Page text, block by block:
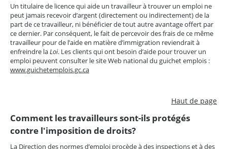
Un titulaire de licence qui aide un travailleur à trouver un emploi ne
peut jamais recevoir d’argent (directement ou indirectement) de la
part de ce travailleur, ni bénéficier de tout autre avantage offert par
ce dernier. Par conséquent, le fait de percevoir des frais de ce même
travailleur pour de l’aide en matière d’immigration reviendrait à
enfreindre laLoi. Les clients qui ont besoin d’aide pour trouver un
emploi peuvent consulter le site Web national du guichet emplois :
www.guichetemplois.gc.ca
Haut de page
Comment les travailleurs sont-ils protégés
contre l'imposition de droits?
La Direction des normes d’emploi procède à des inspections et à des